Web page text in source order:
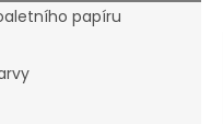
papíru